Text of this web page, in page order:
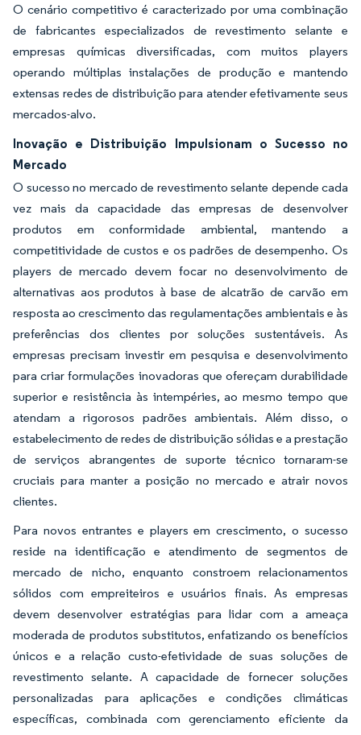
O cenário competitivo é caracterizado por uma combinação
de fabricantes especializados de revestimento selante e
empresas químicas diversificadas, com muitos players
operando múltiplas instalações de produção e mantendo
extensas redes de distribuição para atender efetivamente seus
mercados-alvo.
Inovação e Distribuição Impulsionam o Sucesso no
Mercado
O sucesso no mercado de revestimento selante depende cada
vez mais da capacidade das empresas de desenvolver
produtos em conformidade ambiental, mantendo a
competitividade de custos e os padrões de desempenho. Os
players de mercado devem focar no desenvolvimento de
alternativas aos produtos à base de alcatrão de carvão em
resposta ao crescimento das regulamentações ambientais e às
preferências dos clientes por soluções sustentáveis. As
empresas precisam investir em pesquisa e desenvolvimento
para criar formulações inovadoras que ofereçam durabilidade
superior e resistência às intempéries, ao mesmo tempo que
atendam a rigorosos padrões ambientais. Além disso, o
estabelecimento de redes de distribuição sólidas e a prestação
de serviços abrangentes de suporte técnico tornaram-se
cruciais para manter a posição no mercado e atrair novos
clientes.
Para novos entrantes e players em crescimento, o sucesso
reside na identificação e atendimento de segmentos de
mercado de nicho, enquanto constroem relacionamentos
sólidos com empreiteiros e usuários finais. As empresas
devem desenvolver estratégias para lidar com a ameaça
moderada de produtos substitutos, enfatizando os benefícios
únicos e a relação custo-efetividade de suas soluções de
revestimento selante. A capacidade de fornecer soluções
personalizadas para aplicações e condições climáticas
específicas, combinada com gerenciamento eficiente da